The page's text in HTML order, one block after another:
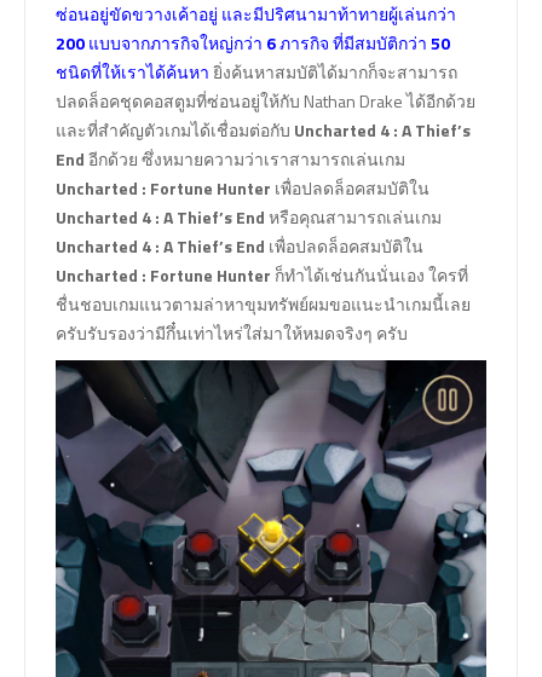
ซ่อนอยู่ขัดขวางเค้าอยู่ และมีปริศนามาท้าทายผู้เล่นกว่า
200แบบจากภารกิจใหญ่กว่า 6ภารกิจ ที่มีสมบัติกว่า50
ชนิดที่ให้เราได้ค้นหายิ่งค้นหาสมบัติได้มากก็จะสามารถ
ปลดล็อคชุดคอสตูมที่ซ่อนอยู่ให้กับ Nathan Drake ได้อีกด้วย
และที่สำคัญตัวเกมได้เชื่อมต่อกับ Uncharted 4 : A Thief’s
Endอีกด้วย ซึ่งหมายความว่าเราสามารถเล่นเกม
Uncharted : Fortune Hunter เพื่อปลดล็อคสมบัติใน
Uncharted 4 : A Thief’s Endหรือคุณสามารถเล่นเกม
Uncharted 4 : A Thief’s End เพื่อปลดล็อคสมบัติใน
Uncharted : Fortune Hunter ก็ทำได้เช่นกันนั่นเอง ใครที่
ชื่นชอบเกมแนวตามล่าหาขุมทรัพย์ผมขอแนะนำเกมนี้เลย
ครับรับรองว่ามีกึ๋นเท่าไหร่ใส่มาให้หมดจริงๆ ครับ